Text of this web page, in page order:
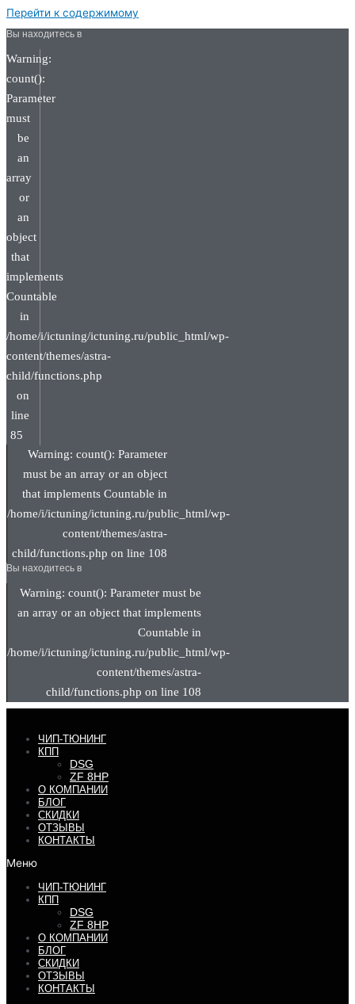
Перейти к содержимому
Вы находитесь в
Warning:
count():
Parameter
must
be
an
array
or
an
object
that
implements
Countable
in
/home/i/ictuning/ictuning.ru/public_html/wp-
content/themes/astra-
child/functions.php
on
line
85
Warning: count(): Parameter
must be an array or an object
that implements Countable in
/home/i/ictuning/ictuning.ru/public_html/wp-
content/themes/astra-
child/functions.php on line 108
Вы находитесь в
Warning: count(): Parameter must be
an array or an object that implements
Countable in
/home/i/ictuning/ictuning.ru/public_html/wp-
content/themes/astra-
child/functions.php on line 108
ЧИП-ТЮНИНГ
КПП
DSG
ZF 8HP
О КОМПАНИИ
БЛОГ
СКИДКИ
ОТЗЫВЫ
КОНТАКТЫ
Меню
ЧИП-ТЮНИНГ
КПП
DSG
ZF 8HP
О КОМПАНИИ
БЛОГ
СКИДКИ
ОТЗЫВЫ
КОНТАКТЫ